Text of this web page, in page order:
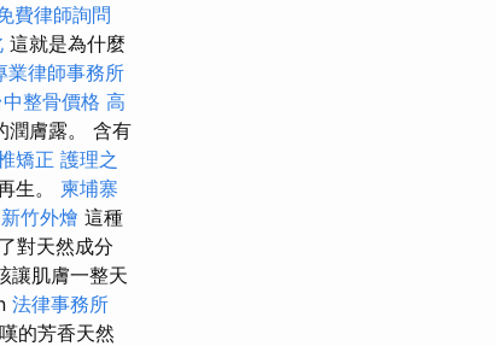
費律師詢問
這就是為什麼
業律師事務所
中整骨價格 高
潤膚露。 含有
矯正 護理之
生。 柬埔寨
新竹外燴 這種
對天然成分
讓肌膚一整天
法律事務所
的芳香天然